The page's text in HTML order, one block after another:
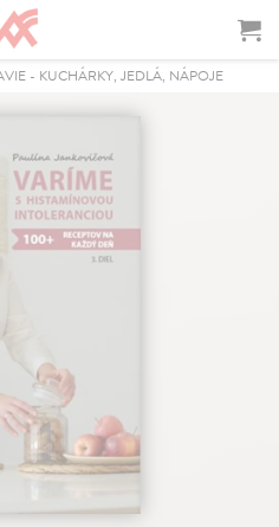
- KUCHÁRKY, JEDLÁ, NÁPOJE